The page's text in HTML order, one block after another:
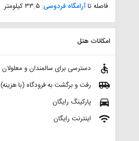
فاصله تاآرامگاه فردوسی: ۳۳.۵ کیلومتر
امکانات هتل
accessible دسترسی برای سالمندان و معلولان
airport_shuttle رفت و برگشت به فرودگاه (با هزینه)
directions_car پارکینگ رایگان
wifi اینترنت رایگان